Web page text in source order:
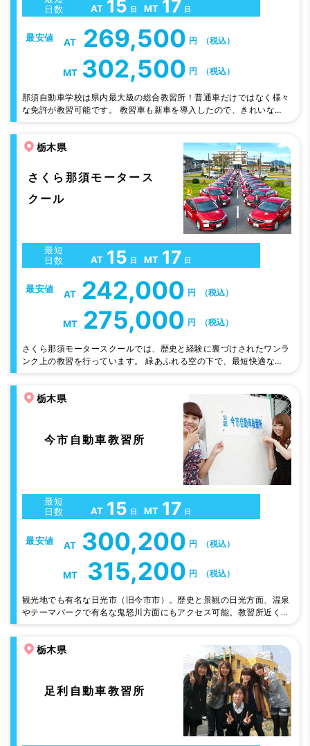
日数
AT 15 日 MT 17 日
最安値 AT 269,500 円 （税込）
MT 302,500 円 （税込）
那須自動車学校は県内最大級の総合教習所！普通車だけではなく様々
な免許が教習可能です。 教習車も新車を導入したので、きれいな車
ムも評判です。
栃木県
さくら那須モータース
クール
最短
日数
AT 15 日 MT 17 日
最安値 AT 242,000 円 （税込）
MT 275,000 円 （税込）
さくら那須モータースクールでは、歴史と経験に裏づけされたワンラ
ンク上の教習を行っています。 緑あふれる空の下で、最短快適な教
栃木県
今市自動車教習所
最短
日数
AT 15 日 MT 17 日
最安値 AT 300,200 円 （税込）
MT 315,200 円 （税込）
観光地でも有名な日光市（旧今市市）。歴史と景観の日光方面、温泉
やテーマパークで有名な鬼怒川方面にもアクセス可能。教習所近くに
◎広いコースで早い上達。親切・丁寧はもちろんのこと、職員一同ア
ットホームな雰囲気で教習生の一生無事故を目指し指導します。
栃木県
足利自動車教習所